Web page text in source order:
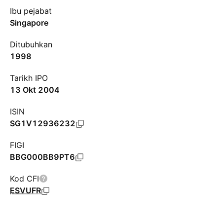
Ibu pejabat
Singapore
Ditubuhkan
1998
Tarikh IPO
13 Okt 2004
ISIN
SG1V12936232
FIGI
BBG000BB9PT6
Kod CFI
ESVUFR